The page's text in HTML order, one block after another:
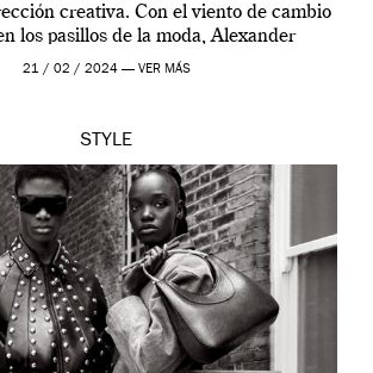
creativa. Con el viento de cambio
los pasillos de la moda, Alexander
se prepara para una […]
21 / 02 / 2024 — VER MÁS
STYLE